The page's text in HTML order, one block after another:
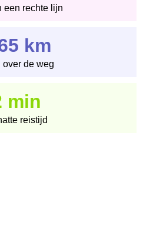
een rechte lijn
km
over de weg
min
reistijd